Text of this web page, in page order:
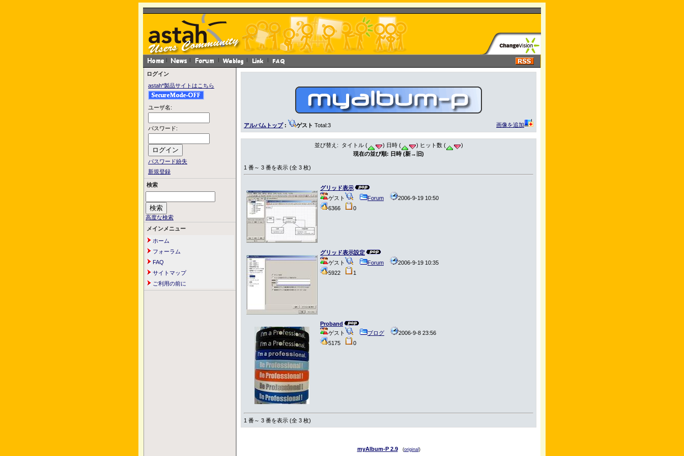
ログイン
astah*製品サイトはこちら
ユーザ名:
パスワード:
パスワード紛失
新規登録
検索
高度な検索
メインメニュー
ホーム
フォーラム
FAQ
サイトマップ
ご利用の前に
アルバムトップ: ゲスト Total:3 画像を追加
並び替え: タイトル ( ) 日時 ( ) ヒット数 (
)
現在の並び順: 日時 (新→旧)
1 番～ 3 番を表示 (全 3 枚)
グリッド表示
ゲスト
Forum
2006-9-19 10:50
6366
0
グリッド表示設定
ゲスト
Forum
2006-9-19 10:35
5922
1
Proband
ゲスト
ブログ
2006-9-8 23:56
5175
0
1 番～ 3 番を表示 (全 3 枚)
myAlbum-P 2.9 (original )